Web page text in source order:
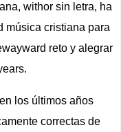
withor sin letra, ha
música cristiana para
reto y alegrar
los últimos años
correctas de